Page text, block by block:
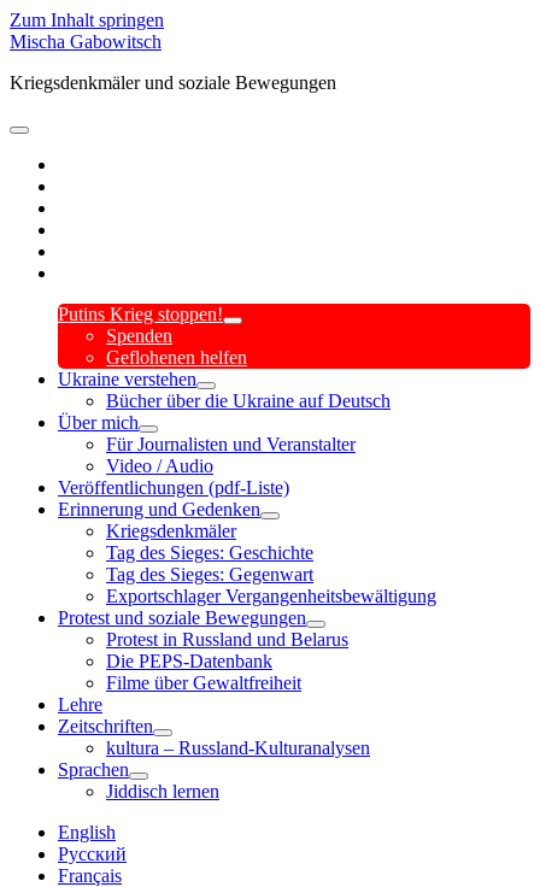
Zum Inhalt springen
Mischa Gabowitsch
Kriegsdenkmäler und soziale Bewegungen
open
menu
Putins Krieg stoppen!
open
menu
Spenden
Geflohenen helfen
Ukraine verstehen
open
child
Bücher über die Ukraine auf Deutsch
Über mich
open
child
menu
Für Journalisten und Veranstalter
Video / Audio
Veröffentlichungen (pdf-Liste)
Erinnerung und Gedenken
open
child
menu
Kriegsdenkmäler
Tag des Sieges: Geschichte
Tag des Sieges: Gegenwart
Exportschlager Vergangenheitsbewältigung
Protest und soziale Bewegungen
open
child
Protest in Russland und Belarus
Die PEPS-Datenbank
Filme über Gewaltfreiheit
Lehre
Zeitschriften
open
child
kultura – Russland-Kulturanalysen
Sprachen
open
child
Jiddisch lernen
Sidebar
English
Русский
Français